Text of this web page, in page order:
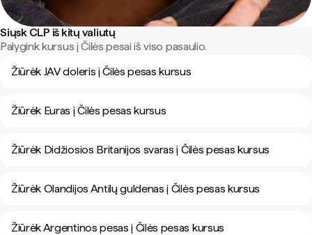
Siųsk CLP iš kitų valiutų
Palygink kursus į Čilės pesai iš viso pasaulio.
Žiūrėk JAV doleris į Čilės pesas kursus
Žiūrėk Euras į Čilės pesas kursus
Žiūrėk Didžiosios Britanijos svaras į Čilės pesas kursus
Žiūrėk Olandijos Antilų guldenas į Čilės pesas kursus
Žiūrėk Argentinos pesas į Čilės pesas kursus